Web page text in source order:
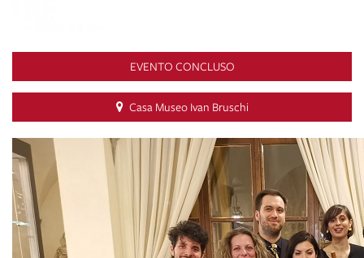
EVENTO CONCLUSO
Casa Museo Ivan Bruschi